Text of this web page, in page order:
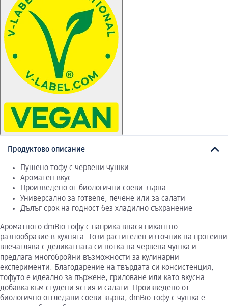
Продуктово описание
Пушено тофу с червени чушки
Ароматен вкус
Произведено от биологични соеви зърна
Универсално за готвene, печене или за салати
Дълъг срок на годност без хладилно съхранение
Ароматното dmBio тофу с паприка внася пикантно
разнообразие в кухнята. Този растителен източник на протеини
впечатлява с деликатната си нотка на червена чушка и
предлага многобройни възможности за кулинарни
експерименти. Благодарение на твърдата си консистенция,
тофуто е идеално за пържене, гриловане или като вкусна
добавка към студени ястия и салати. Произведено от
биологично отгледани соеви зърна, dmBio тофу с чушка е